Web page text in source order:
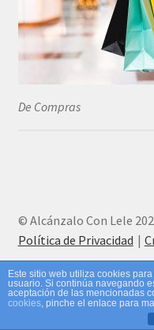
De Compras
© Alcánzalo Con Lele
Política de Privacidad
Este sitio web utiliza cookies
usuario. Si continúa navegando
aceptación de las mencionadas
cookies, pinche el enlace para